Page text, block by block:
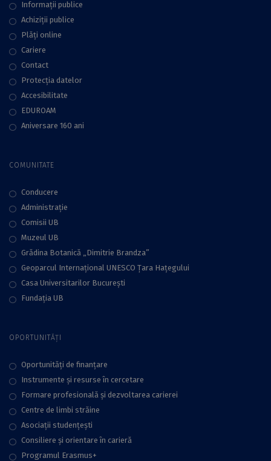
Informații publice
Achiziții publice
Plăţi online
Cariere
Contact
Protecţia datelor
Accesibilitate
EDUROAM
Aniversare 160 ani
COMUNITATE
Conducere
Administraţie
Comisii UB
Muzeul UB
Grădina Botanică „Dimitrie Brandza”
Geoparcul Internațional UNESCO Țara Hațegului
Casa Universitarilor București
Fundaţia UB
OPORTUNITĂȚI
Oportunități de finanțare
Instrumente și resurse în cercetare
Formare profesională și dezvoltarea carierei
Centre de limbi străine
Asociații studențești
Consiliere şi orientare în carieră
Programul Erasmus+